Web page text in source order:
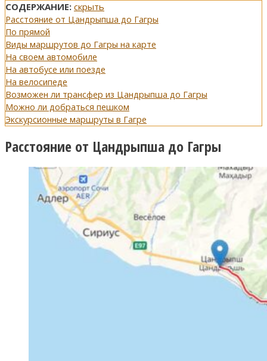
СОДЕРЖАНИЕ: скрыть
Расстояние от Цандрыпша до Гагры
По прямой
Виды маршрутов до Гагры на карте
На своем автомобиле
На автобусе или поезде
На велосипеде
Возможен ли трансфер из Цандрыпша до Гагры
Можно ли добраться пешком
Экскурсионные маршруты в Гагре
Расстояние от Цандрыпша до Гагры